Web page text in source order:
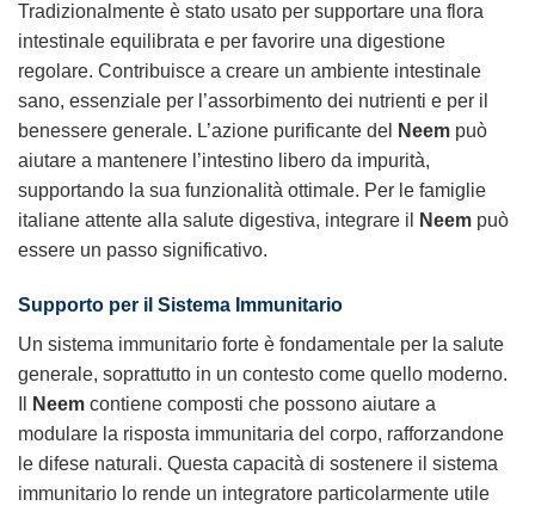
Tradizionalmente è stato usato per supportare una flora
intestinale equilibrata e per favorire una digestione
regolare. Contribuisce a creare un ambiente intestinale
sano, essenziale per l’assorbimento dei nutrienti e per il
benessere generale. L’azione purificante del
Neem può
aiutare a mantenere l’intestino libero da impurità,
supportando la sua funzionalità ottimale. Per le famiglie
italiane attente alla salute digestiva, integrare il
Neem può
essere un passo significativo.
Supporto per il Sistema Immunitario
Un sistema immunitario forte è fondamentale per la salute
generale, soprattutto in un contesto come quello moderno.
Neem contiene composti che possono aiutare a
modulare la risposta immunitaria del corpo, rafforzandone
le difese naturali. Questa capacità di sostenere il sistema
immunitario lo rende un integratore particolarmente utile